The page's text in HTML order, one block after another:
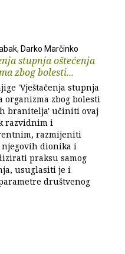
Darko Marčinko
stupnja oštećenja
zbog bolesti...
'Vještačenja stupnja
organizma zbog bolesti
branitelja' učiniti ovaj
razvidnim i
razmijeniti
njegovih dionika i
praksu samog
usuglasiti je i
društvenog